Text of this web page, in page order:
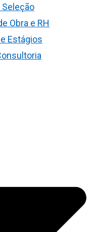
Obra e RH
Estágios